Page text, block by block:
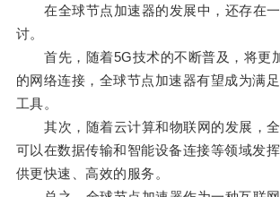
在全球节点加速器的发展中，还存在一
讨。
首先，随着5G技术的不断普及，将更
的网络连接，全球节点加速器有望成为满
工具。
其次，随着云计算和物联网的发展，全
可以在数据传输和智能设备连接等领域发
供更快速、高效的服务。